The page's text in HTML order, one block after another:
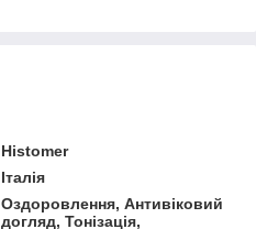
Histomer
Італія
Оздоровлення, Антивіковий
догляд, Тонізація,